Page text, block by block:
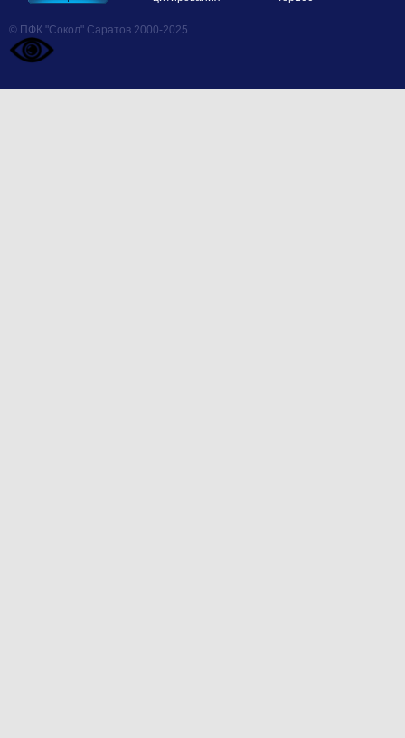
© ПФК "Сокол" Саратов 2000-2025